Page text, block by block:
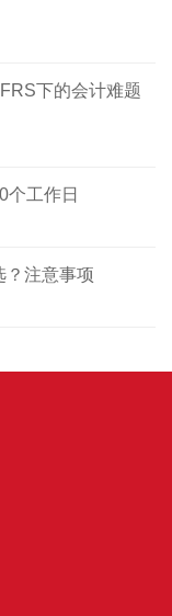
下的会计难题
个工作日
？注意事项